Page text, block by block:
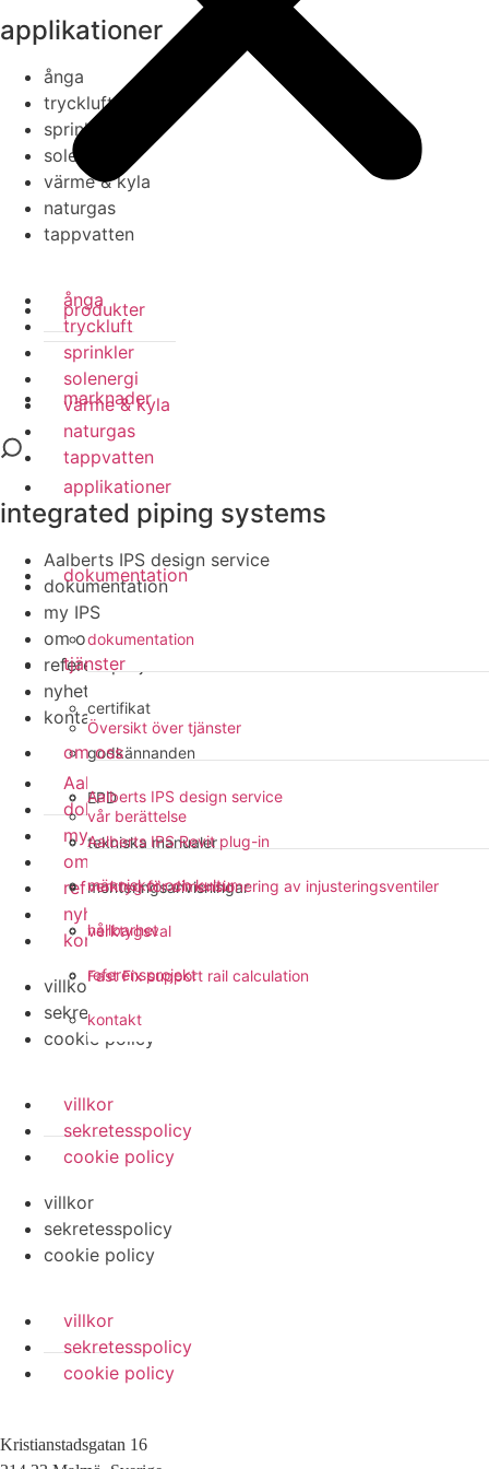
produkter
marknader
applikationer
dokumentation
dokumentation
certifikat
godkännanden
EPD
tekniska manualer
monteringsanvisningar
tjänster
Översikt över tjänster
Aalberts IPS design service
Aalberts IPS Revit plug-in
verktyg för dimensionering av injusteringsventiler
verktygsval
Fast Fix support rail calculation
om oss
vår berättelse
människor och kultur
hållbarhet
referensprojekt
kontakt
applikationer
ånga
tryckluft
sprinkler
solenergi
värme & kyla
naturgas
tappvatten
ånga
tryckluft
sprinkler
solenergi
värme & kyla
naturgas
tappvatten
integrated piping systems
Aalberts IPS design service
dokumentation
my IPS
om oss
referensprojekt
nyheter
kontakt
Aalberts IPS design service
dokumentation
my IPS
om oss
referensprojekt
nyheter
kontakt
villkor
sekretesspolicy
cookie policy
villkor
sekretesspolicy
cookie policy
villkor
sekretesspolicy
cookie policy
villkor
sekretesspolicy
cookie policy
Kristianstadsgatan 16